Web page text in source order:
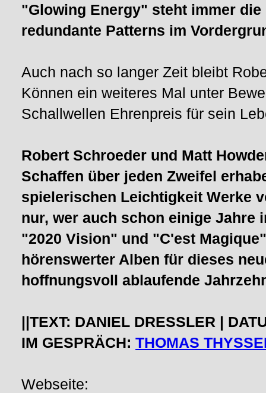
"Glowing Energy" steht immer
redundante Patterns im
Auch nach so langer Zeit bleibt
Können ein weiteres Mal unter
Schallwellen Ehrenpreis für sein
Robert Schroeder und Matt
Schaffen über jeden Zweifel
spielerischen Leichtigkeit Werke
nur, wer auch schon einige Jahre
"2020 Vision" und "C'est
hörenswerter Alben für dieses
hoffnungsvoll ablaufende
||TEXT: DANIEL DRESSLER |
IM GESPRÄCH:THOMAS
Webseite: